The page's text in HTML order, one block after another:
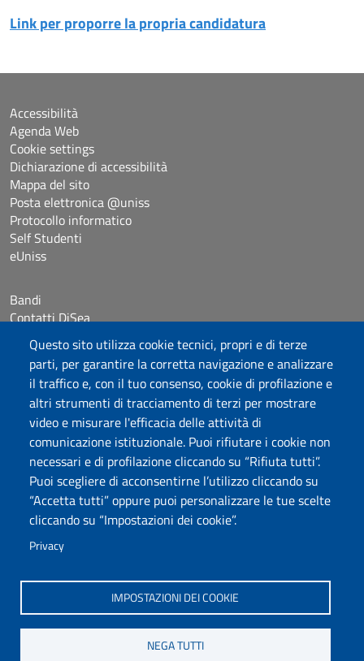
Questo sito utilizza cookie tecnici, propri e di terze
parti, per garantire la corretta navigazione e analizzare
il traffico e, con il tuo consenso, cookie di profilazione e
altri strumenti di tracciamento di terzi per mostrare
video e misurare l'efficacia delle attività di
comunicazione istituzionale. Puoi rifiutare i cookie non
necessari e di profilazione cliccando su “Rifiuta tutti”.
Puoi scegliere di acconsentirne l’utilizzo cliccando su
“Accetta tutti” oppure puoi personalizzare le tue scelte
cliccando su “Impostazioni dei cookie”.
Privacy
IMPOSTAZIONI DEI COOKIE
NEGA TUTTI
Link per proporre la propria candidatura
Università degli Studi di Sassari
Dipartimento di Scienze Economiche e Aziendali
Via Muroni 25, 07100 Sassari
Tel: +39 079 213001
Fax: +39 079 213002
E-mail: disea@uniss.it
Coordinate GPS
Accessibilità
Agenda Web
Cookie settings
Dichiarazione di accessibilità
Mappa del sito
Posta elettronica @uniss
Protocollo informatico
Self Studenti
eUniss
Bandi
Contatti DiSea
Occupazione giornaliera aule
Prenotazione Sala riunioni
Seguici su